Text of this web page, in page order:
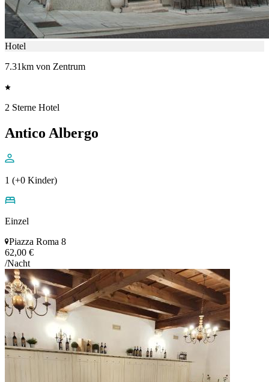
Hotel
7.31km von Zentrum
2 Sterne Hotel
Antico Albergo
1 (+0 Kinder)
Einzel
Piazza Roma 8
62,00 €
/Nacht